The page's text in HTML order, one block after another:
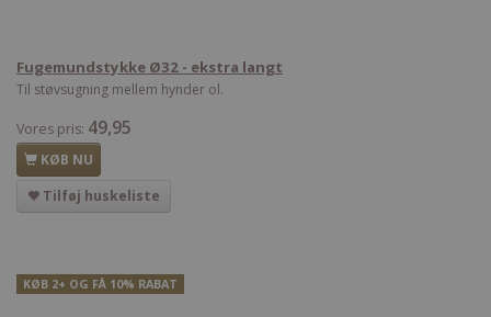
Fugemundstykke Ø32 - ekstra langt
Til støvsugning mellem hynder ol.
Vores pris: 49,95
KØB NU
Tilføj huskeliste
KØB 2+ OG FÅ 10% RABAT